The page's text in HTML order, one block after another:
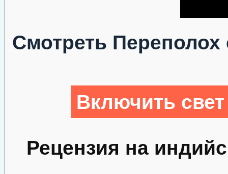
Смотреть Переполох
Включить
Рецензия на